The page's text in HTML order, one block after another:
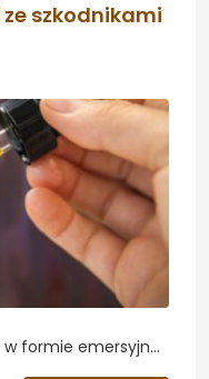
szkodnikami
w formie emersyjnej